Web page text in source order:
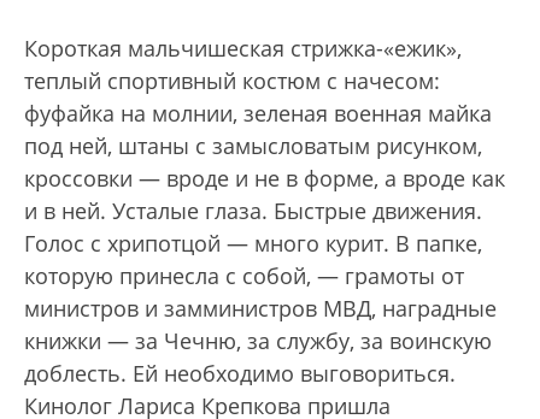
Короткая мальчишеская стрижка-«ежик»,
теплый спортивный костюм с начесом:
фуфайка на молнии, зеленая военная майка
под ней, штаны с замысловатым рисунком,
кроссовки — вроде и не в форме, а вроде как
и в ней. Усталые глаза. Быстрые движения.
Голос с хрипотцой — много курит. В папке,
которую принесла с собой, — грамоты от
министров и замминистров МВД, наградные
книжки — за Чечню, за службу, за воинскую
доблесть. Ей необходимо выговориться.
Кинолог Лариса Крепкова пришла